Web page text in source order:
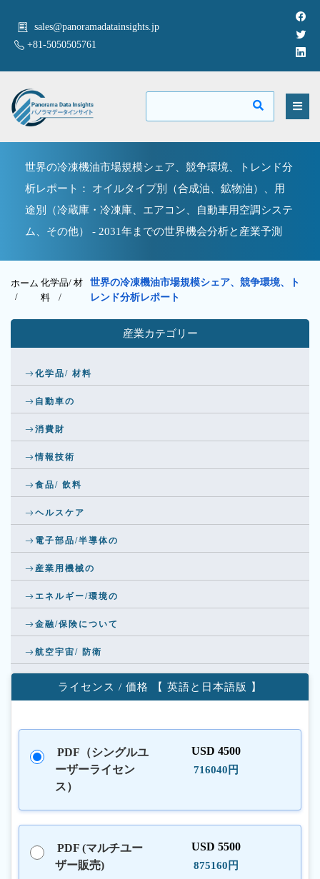
sales@panoramadatainsights.jp
+81-5050505761
世界の冷凍機油市場規模シェア、競争環境、トレンド分
析レポート： オイルタイプ別（合成油、鉱物油）、用
途別（冷蔵庫・冷凍庫、エアコン、自動車用空調システ
ム、その他） - 2031年までの世界機会分析と産業予測
ホーム
/
化学品/ 材
料/
世界の冷凍機油市場規模シェア、競争環境、ト
レンド分析レポート
産業カテゴリー
化学品/ 材料
自動車の
消費財
情報技術
食品/ 飲料
ヘルスケア
電子部品/半導体の
産業用機械の
エネルギー/環境の
金融/保険について
航空宇宙/ 防衛
ライセンス / 価格 【 英語と日本語版 】
PDF（シングルユ
ーザーライセン
ス）
USD 4500
716040円
PDF (マルチユー
ザー販売)
USD 5500
875160円